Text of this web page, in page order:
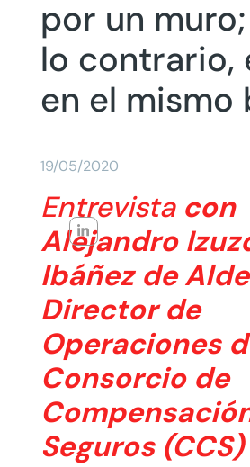
por un
lo contrario,
en el mismo
19/05/2020
Entrevistacon
Alejandro
Ibáñez de
Director de
Operaciones
Consorcio de
Seguros (CCS)